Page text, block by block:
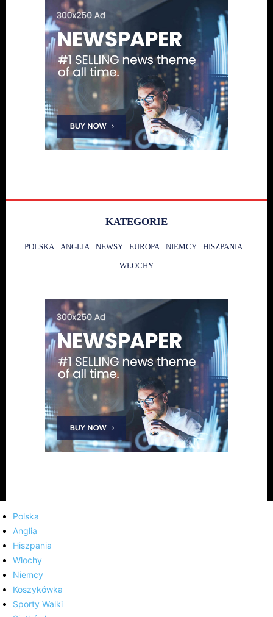
KATEGORIE
POLSKA ANGLIA NEWSY EUROPA NIEMCY HISZPANIA
WŁOCHY
Polska
Anglia
Hiszpania
Włochy
Niemcy
Koszykówka
Sporty Walki